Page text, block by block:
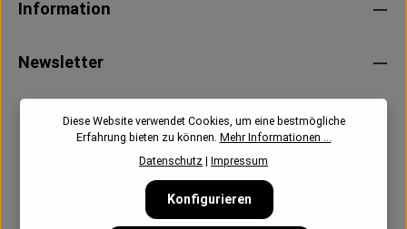
Information
Newsletter
Diese Website verwendet Cookies, um eine bestmögliche
Erfahrung bieten zu können. Mehr Informationen ...
Datenschutz | Impressum
Konfigurieren